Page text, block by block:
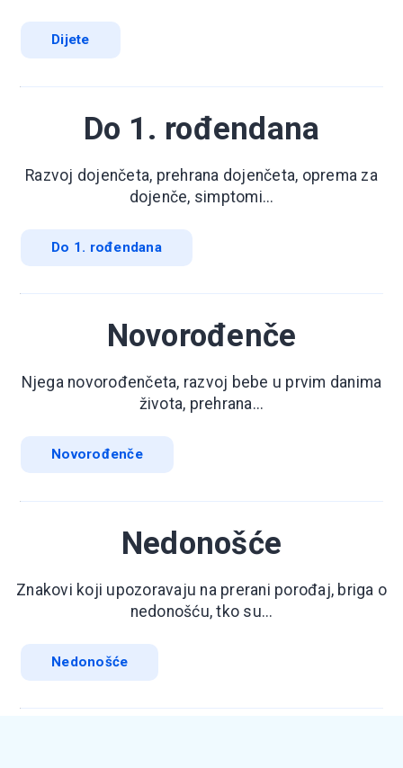
Dijete
Do 1. rođendana
Razvoj dojenčeta, prehrana dojenčeta, oprema za
dojenče, simptomi...
Do 1. rođendana
Novorođenče
Njega novorođenčeta, razvoj bebe u prvim danima
života, prehrana...
Novorođenče
Nedonošće
Znakovi koji upozoravaju na prerani porođaj, briga o
nedonošću, tko su...
Nedonošće